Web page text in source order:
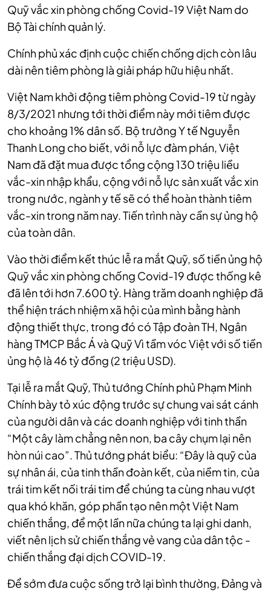
Quỹ vắc xin phòng chống Covid-19 Việt Nam do
Bộ Tài chính quản lý.
Chính phủ xác định cuộc chiến chống dịch còn lâu
dài nên tiêm phòng là giải pháp hữu hiệu nhất.
Việt Nam khởi động tiêm phòng Covid-19 từ ngày
8/3/2021 nhưng tới thời điểm này mới tiêm được
cho khoảng 1% dân số. Bộ trưởng Y tế Nguyễn
Thanh Long cho biết, với nỗ lực đàm phán, Việt
Nam đã đặt mua được tổng cộng 130 triệu liều
vắc-xin nhập khẩu, cộng với nỗ lực sản xuất vắc xin
trong nước, ngành y tế sẽ có thể hoàn thành tiêm
vắc-xin trong năm nay. Tiến trình này cần sự ủng hộ
của toàn dân.
Vào thời điểm kết thúc lễ ra mắt Quỹ, số tiền ủng hộ
Quỹ vắc xin phòng chống Covid-19 được thống kê
đã lên tới hơn 7.600 tỷ. Hàng trăm doanh nghiệp đã
thể hiện trách nhiệm xã hội của mình bằng hành
động thiết thực, trong đó có Tập đoàn TH, Ngân
hàng TMCP Bắc Á và Quỹ Vì tầm vóc Việt với số tiền
ủng hộ là 46 tỷ đồng (2 triệu USD).
Tại lễ ra mắt Quỹ, Thủ tướng Chính phủ Phạm Minh
Chính bày tỏ xúc động trước sự chung vai sát cánh
của người dân và các doanh nghiệp với tinh thần
“Một cây làm chẳng nên non, ba cây chụm lại nên
hòn núi cao”. Thủ tướng phát biểu: “Đây là quỹ của
sự nhân ái, của tinh thần đoàn kết, của niềm tin, của
trái tim kết nối trái tim để chúng ta cùng nhau vượt
qua khó khăn, góp phần tạo nên một Việt Nam
chiến thắng, để một lần nữa chúng ta lại ghi danh,
viết nên lịch sử chiến thắng vẻ vang của dân tộc -
chiến thắng đại dịch COVID-19.
Để sớm đưa cuộc sống trở lại bình thường, Đảng và